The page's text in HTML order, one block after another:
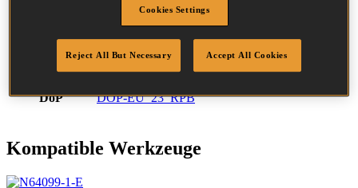
50 mm
Profil
Beschichtung
Blank
DoP
DOP-EU_23_RPB
Kompatible Werkzeuge
Cookies Settings
Reject All But Necessary Accept All Cookies